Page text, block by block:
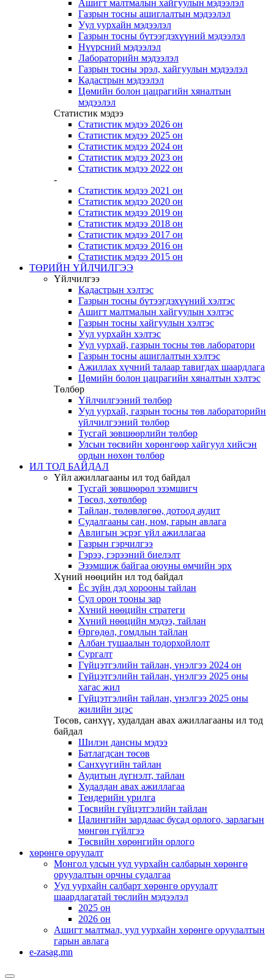
Ашигт малтмалын хайгуулын мэдээлэл
Газрын тосны ашиглалтын мэдээлэл
Уул уурхайн мэдээлэл
Газрын тосны бүтээгдэхүүний мэдээлэл
Нүүрсний мэдээлэл
Лабораторийн мэдээлэл
Газрын тосны эрэл, хайгуулын мэдээлэл
Кадастрын мэдээлэл
Цөмийн болон цацрагийн хяналтын
мэдээлэл
Статистик мэдээ
Статистик мэдээ 2026 он
Статистик мэдээ 2025 он
Статистик мэдээ 2024 он
Статистик мэдээ 2023 он
Статистик мэдээ 2022 он
-
Статистик мэдээ 2021 он
Статистик мэдээ 2020 он
Статистик мэдээ 2019 он
Статистик мэдээ 2018 он
Статистик мэдээ 2017 он
Статистик мэдээ 2016 он
Статистик мэдээ 2015 он
ТӨРИЙН ҮЙЛЧИЛГЭЭ
Үйлчилгээ
Кадастрын хэлтэс
Газрын тосны бүтээгдэхүүний хэлтэс
Ашигт малтмалын хайгуулын хэлтэс
Газрын тосны хайгуулын хэлтэс
Уул уурхайн хэлтэс
Уул уурхай, газрын тосны төв лаборатори
Газрын тосны ашиглалтын хэлтэс
Ажиллах хүчний талаар тавигдах шаардлага
Цөмийн болон цацрагийн хяналтын хэлтэс
Төлбөр
Үйлчилгээний төлбөр
Уул уурхай, газрын тосны төв лабораторийн
үйлчилгээний төлбөр
Тусгай зөвшөөрлийн төлбөр
Улсын төсвийн хөрөнгөөр хайгуул хийсэн
ордын нөхөн төлбөр
ИЛ ТОД БАЙДАЛ
Үйл ажиллагааны ил тод байдал
Тусгай зөвшөөрөл эзэмшигч
Төсөл, хөтөлбөр
Тайлан, төлөвлөгөө, дотоод аудит
Судалгааны сан, ном, гарын авлага
Авлигын эсрэг үйл ажиллагаа
Газрын гэрчилгээ
Гэрээ, гэрээний биелэлт
Эзэмшиж байгаа оюуны өмчийн эрх
Хүний нөөцийн ил тод байдал
Ёс зүйн дэд хорооны тайлан
Сул орон тооны зар
Хүний нөөцийн стратеги
Хүний нөөцийн мэдээ, тайлан
Өргөдөл, гомдлын тайлан
Албан тушаалын тодорхойлолт
Сургалт
Гүйцэтгэлийн тайлан, үнэлгээ 2024 он
Гүйцэтгэлийн тайлан, үнэлгээ 2025 оны
хагас жил
Гүйцэтгэлийн тайлан, үнэлгээ 2025 оны
жилийн эцэс
Төсөв, санхүү, худалдан авах ажиллагааны ил тод
байдал
Шилэн дансны мэдээ
Батлагдсан төсөв
Санхүүгийн тайлан
Аудитын дүгнэлт, тайлан
Худалдан авах ажиллагаа
Тендерийн урилга
Төсвийн гүйцэтгэлийн тайлан
Цалингийн зардлаас бусад орлого, зарлагын
мөнгөн гүйлгээ
Төсвийн хөрөнгийн орлого
хөрөнгө оруулалт
Монгол улсын уул уурхайн салбарын хөрөнгө
оруулалтын орчны судалгаа
Уул уурхайн салбарт хөрөнгө оруулалт
шаардлагатай төслийн мэдээлэл
2025 он
2026 он
Ашигт малтмал, уул уурхайн хөрөнгө оруулалтын
гарын авлага
e-zasag.mn